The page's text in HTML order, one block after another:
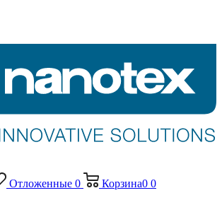
Отложенные 0 Корзина0 0